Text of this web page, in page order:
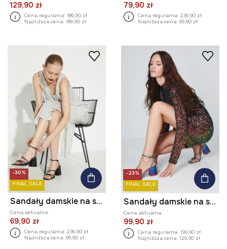
129,90 zł
Cena regularna: 189,90 zł
Najniższa cena: 189,90 zł
79,90 zł
Cena regularna: 239,90 zł
Najniższa cena: 99,90 zł
-30%
FINAL SALE
Sandały damskie na słupku z imitacji skóry kolor czarny
Cena aktualna:
69,90 zł
Cena regularna: 239,90 zł
Najniższa cena: 99,90 zł
-23%
FINAL SALE
Sandały damskie na słupku z imitacji skóry kolor multicolor
Cena aktualna:
99,90 zł
Cena regularna: 199,90 zł
Najniższa cena: 129,90 zł